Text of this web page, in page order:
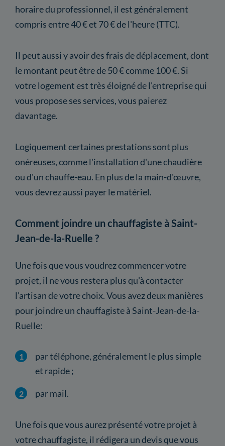
horaire du professionnel, il est généralement
compris entre 40 € et 70 € de l'heure (TTC).
Il peut aussi y avoir des frais de déplacement, dont
le montant peut être de 50 € comme 100 €. Si
votre logement est très éloigné de l'entreprise qui
vous propose ses services, vous paierez
davantage.
Logiquement certaines prestations sont plus
onéreuses, comme l'installation d'une chaudière
ou d'un chauffe-eau. En plus de la main-d'œuvre,
vous devrez aussi payer le matériel.
Comment joindre un chauffagiste à Saint-
Jean-de-la-Ruelle ?
Une fois que vous voudrez commencer votre
projet, il ne vous restera plus qu'à contacter
l'artisan de votre choix. Vous avez deux manières
pour joindre un chauffagiste à Saint-Jean-de-la-
Ruelle:
par téléphone, généralement le plus simple
et rapide ;
par mail.
Une fois que vous aurez présenté votre projet à
votre chauffagiste, il rédigera un devis que vous